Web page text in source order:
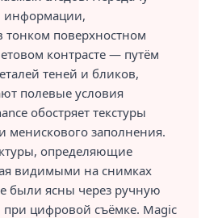
информации,
тонком поверхностном
контрасте — путём
теней и бликов,
полевые условия
обостряет текстуры
менискового заполнения.
определяющие
видимыми на снимках
были ясны через ручную
при цифровой съёмке. Magic